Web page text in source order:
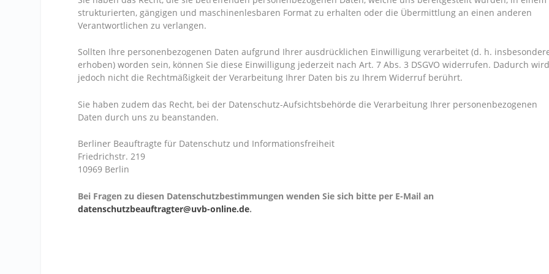
strukturierten, gängigen und maschinenlesbaren Format zu erhalten oder die Übermittlung an einen anderen
Verantwortlichen zu verlangen.
Sollten Ihre personenbezogenen Daten aufgrund Ihrer ausdrücklichen Einwilligung verarbeitet (d. h.
erhoben) worden sein, können Sie diese Einwilligung jederzeit nach Art. 7 Abs. 3 DSGVO widerrufen. Dadurch
jedoch nicht die Rechtmäßigkeit der Verarbeitung Ihrer Daten bis zu Ihrem Widerruf berührt.
Sie haben zudem das Recht, bei der Datenschutz-Aufsichtsbehörde die Verarbeitung Ihrer personenbezogenen
Daten durch uns zu beanstanden.
Berliner Beauftragte für Datenschutz und Informationsfreiheit
Friedrichstr. 219
10969 Berlin
Bei Fragen zu diesen Datenschutzbestimmungen wenden Sie sich bitte per E-Mail an
datenschutzbeauftragter@uvb-online.de.